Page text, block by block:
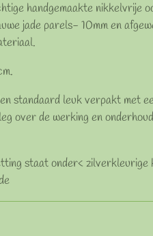
handgemaakte nikkelvrije
jade parels- 10mm en
standaard leuk verpakt met
over de werking en
staat onder< zilverkleurige